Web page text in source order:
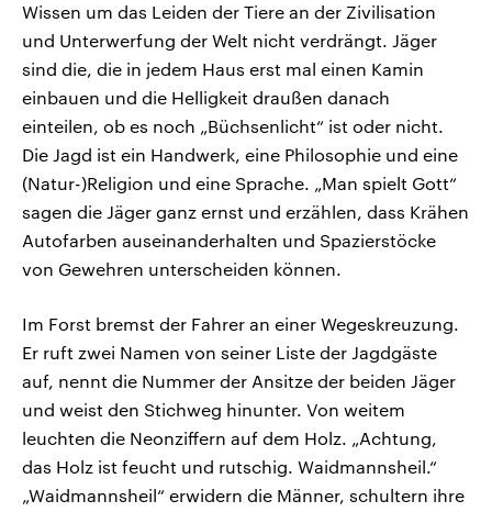
Wissen um das Leiden der Tiere an der Zivilisation
und Unterwerfung der Welt nicht verdrängt. Jäger
sind die, die in jedem Haus erst mal einen Kamin
einbauen und die Helligkeit draußen danach
einteilen, ob es noch „Büchsenlicht“ ist oder nicht.
Die Jagd ist ein Handwerk, eine Philosophie und eine
(Natur-)Religion und eine Sprache. „Man spielt Gott“
sagen die Jäger ganz ernst und erzählen, dass Krähen
Autofarben auseinanderhalten und Spazierstöcke
von Gewehren unterscheiden können.
Im Forst bremst der Fahrer an einer Wegeskreuzung.
Er ruft zwei Namen von seiner Liste der Jagdgäste
auf, nennt die Nummer der Ansitze der beiden Jäger
und weist den Stichweg hinunter. Von weitem
leuchten die Neonziffern auf dem Holz. „Achtung,
das Holz ist feucht und rutschig. Waidmannsheil.“
„Waidmannsheil“ erwidern die Männer, schultern ihre